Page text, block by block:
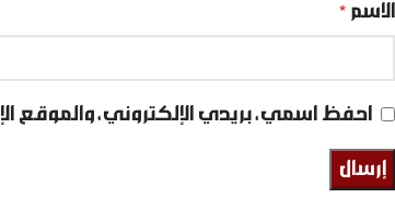
الاسم *
احفظ اسمي، بريدي الإلكتروني، والموقع